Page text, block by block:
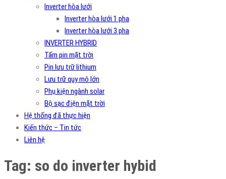
Inverter hòa lưới
Inverter hòa lưới 1 pha
Inverter hòa lưới 3 pha
INVERTER HYBRID
Tấm pin mặt trời
Pin lưu trữ lithium
Lưu trữ quy mô lớn
Phụ kiện ngành solar
Bộ sạc điện mặt trời
Hệ thống đã thực hiện
Kiến thức – Tin tức
Liên hệ
Tag: so do inverter hybid